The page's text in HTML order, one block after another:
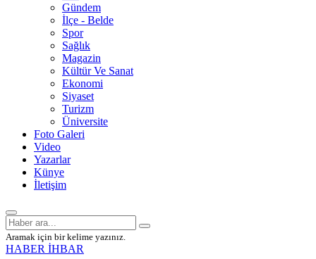
Gündem
İlçe - Belde
Spor
Sağlık
Magazin
Kültür Ve Sanat
Ekonomi
Siyaset
Turizm
Üniversite
Foto Galeri
Video
Yazarlar
Künye
İletişim
Aramak için bir kelime yazınız.
HABER İHBAR